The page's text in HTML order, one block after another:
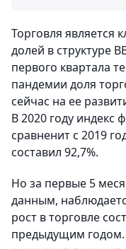
Торговля является
долей в структуре
первого квартала
пандемии доля
сейчас на ее
В 2020 году индекс
сравненит с 2019
составил 92,7%.
Но за первые 5
данным,
рост в торговле
предыдущим годом.